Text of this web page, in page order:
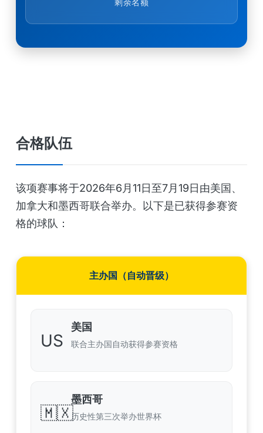
剩余名额
合格队伍
该项赛事将于2026年6月11日至7月19日由美国、
加拿大和墨西哥联合举办。以下是已获得参赛资
格的球队：
主办国（自动晋级）
US
美国
联合主办国自动获得参赛资格
🇲🇽
墨西哥
历史性第三次举办世界杯